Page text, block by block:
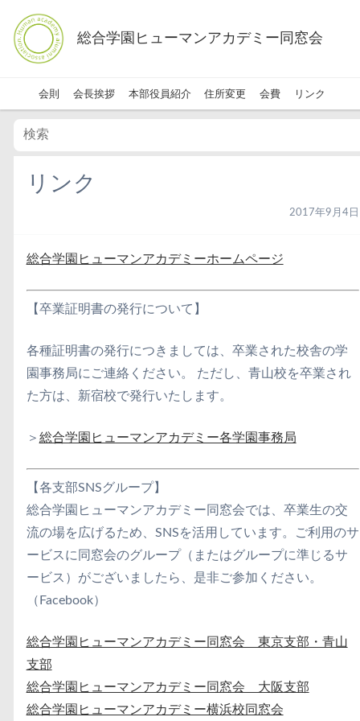
総合学園ヒューマンアカデミー同窓会
会則 会長挨拶 本部役員紹介 住所変更 会費 リンク
リンク
2017年9月4日
総合学園ヒューマンアカデミーホームページ
【卒業証明書の発行について】
各種証明書の発行につきましては、卒業された校舎の学
園事務局にご連絡ください。 ただし、青山校を卒業され
た方は、新宿校で発行いたします。
＞ 総合学園ヒューマンアカデミー各学園事務局
【各支部SNSグループ】
総合学園ヒューマンアカデミー同窓会では、卒業生の交
流の場を広げるため、SNSを活用しています。ご利用のサ
ービスに同窓会のグループ（またはグループに準じるサ
ービス）がございましたら、是非ご参加ください。
（Facebook）
総合学園ヒューマンアカデミー同窓会 東京支部・青山
支部
総合学園ヒューマンアカデミー同窓会 大阪支部
総合学園ヒューマンアカデミー横浜校同窓会